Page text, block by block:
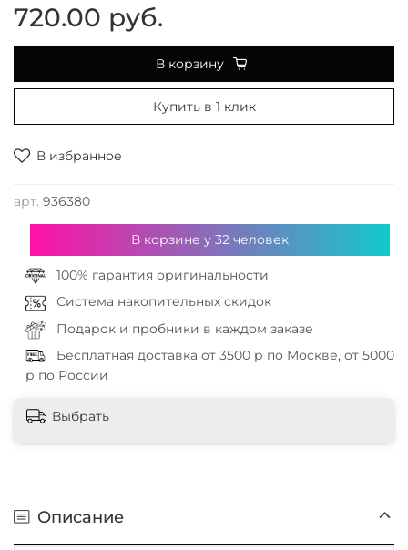
В избранное
арт. 936380
720.00 руб.
В корзину
Купить в 1 клик
В корзине у 32человек
100% гарантия оригинальности
Система накопительных скидок
Подарок и пробники в каждом заказе
Бесплатная доставка от 3500 р по Москве, от 5000
р по России
Выбрать
Описание